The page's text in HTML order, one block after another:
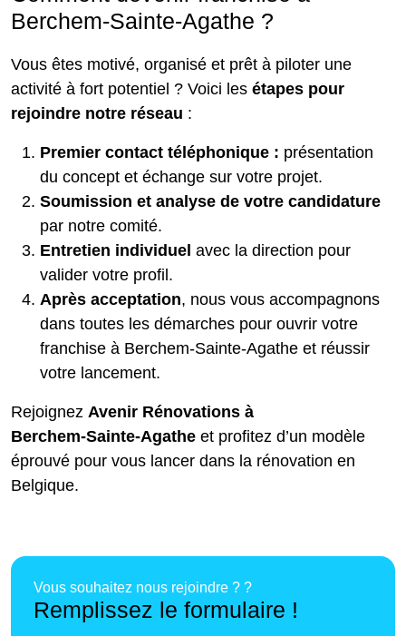
Berchem‑Sainte‑Agathe ?
Vous êtes motivé, organisé et prêt à piloter une
activité à fort potentiel ? Voici les étapes pour
rejoindre notre réseau :
Premier contact téléphonique : présentation
du concept et échange sur votre projet.
Soumission et analyse de votre candidature
par notre comité.
Entretien individuel avec la direction pour
valider votre profil.
Après acceptation, nous vous accompagnons
dans toutes les démarches pour ouvrir votre
franchise à Berchem‑Sainte‑Agathe et réussir
votre lancement.
Rejoignez Avenir Rénovations à
Berchem‑Sainte‑Agathe et profitez d’un modèle
éprouvé pour vous lancer dans la rénovation en
Belgique.
Vous souhaitez nous rejoindre ? ?
Remplissez le formulaire !